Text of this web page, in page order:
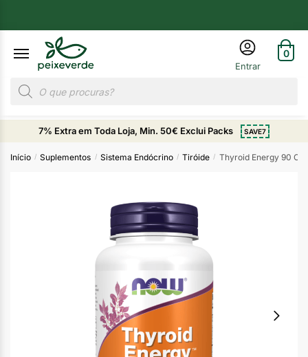
0
7% Extra em Toda Loja, Min. 50€ Exclui Packs SAVE7
Início / Suplementos / Sistema Endócrino / Tiróide / Thyroid Energy 90